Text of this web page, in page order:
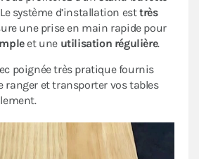
système d’installation esttrès
une prise en main rapide pour
et une utilisation régulière.
poignée très pratique fournis
ranger et transporter vos tables